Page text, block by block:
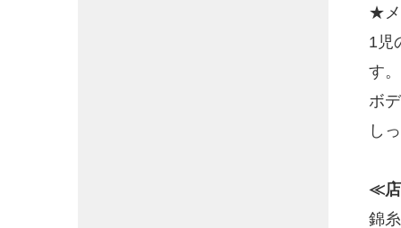
★
1児
す。
ボ
し
≪
錦